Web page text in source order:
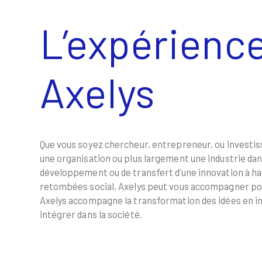
Axelys
Que vous soyez chercheur, entrepreneur, ou
une organisation ou plus largement une industrie
développement ou de transfert d’une innovation à
retombées social, Axelys peut vous accompagner
Axelys accompagne la transformation des idées en
intégrer dans la société.